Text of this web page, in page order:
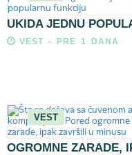
UKIDA JEDNU
VEST - PRE 1 DANA
VEST
OGROMNE ZARADE,